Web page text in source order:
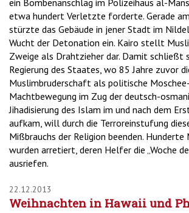
etwa hundert Verletzte forderte. Gerade
stürzte das Gebäude in jener Stadt im
Wucht der Detonation ein. Kairo stellt
Zweige als Drahtzieher dar. Damit schließt
Regierung des Staates, wo 85 Jahre zuvor
Muslimbruderschaft als politische
Machtbewegung im Zug der deutsch-
Jihadisierung des Islam im und nach dem
aufkam, will durch die Terroreinstufung
Mißbrauchs der Religion beenden. Hunderte
wurden arretiert, deren Helfer die „Woche
ausriefen.
22.12.2013
Weihnachten in Hawaii und